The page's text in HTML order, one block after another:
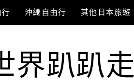
行 沖繩自由行 其他日本旅遊
界趴趴走